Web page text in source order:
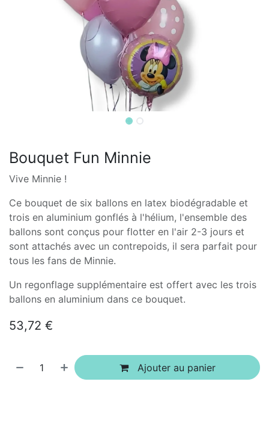
Bouquet Fun Minnie
Vive Minnie !
Ce bouquet de six ballons en latex biodégradable et
trois en aluminium gonflés à l'hélium, l'ensemble des
ballons sont conçus pour flotter en l'air 2-3 jours et
sont attachés avec un contrepoids, il sera parfait pour
tous les fans de Minnie.
Un regonflage supplémentaire est offert avec les trois
ballons en aluminium dans ce bouquet.
53,72 €
Ajouter au panier